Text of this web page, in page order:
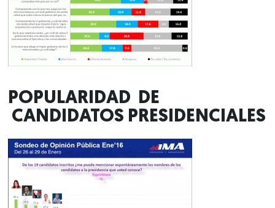
POPULARIDAD DE
CANDIDATOS PRESIDENCIALES